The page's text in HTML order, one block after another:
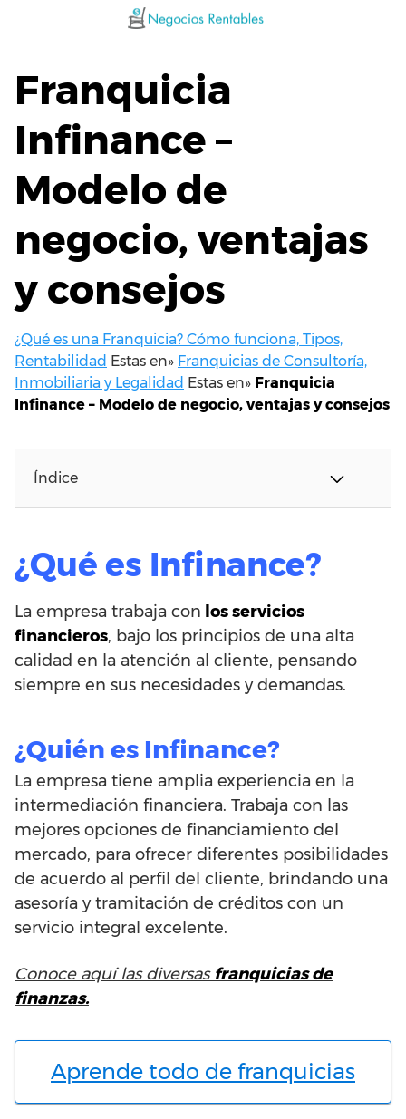
Franquicia
Infinance –
Modelo de
negocio, ventajas
y consejos
¿Qué es una Franquicia? Cómo funciona, Tipos,
Rentabilidad Estas en» Franquicias de Consultoría,
Inmobiliaria y Legalidad Estas en» Franquicia
Infinance – Modelo de negocio, ventajas y consejos
Índice
¿Qué es Infinance?
La empresa trabaja con los servicios
financieros, bajo los principios de una alta
calidad en la atención al cliente, pensando
siempre en sus necesidades y demandas.
¿Quién es Infinance?
La empresa tiene amplia experiencia en la
intermediación financiera. Trabaja con las
mejores opciones de financiamiento del
mercado, para ofrecer diferentes posibilidades
de acuerdo al perfil del cliente, brindando una
asesoría y tramitación de créditos con un
servicio integral excelente.
Conoce aquí las diversas franquicias de
finanzas.
Aprende todo de franquicias